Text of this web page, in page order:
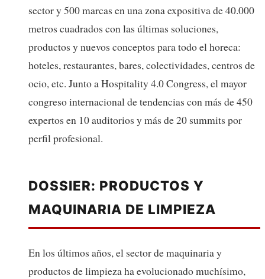
sector y 500 marcas en una zona expositiva de 40.000
metros cuadrados con las últimas soluciones,
productos y nuevos conceptos para todo el horeca:
hoteles, restaurantes, bares, colectividades, centros de
ocio, etc. Junto a Hospitality 4.0 Congress, el mayor
congreso internacional de tendencias con más de 450
expertos en 10 auditorios y más de 20 summits por
perfil profesional.
DOSSIER: PRODUCTOS Y
MAQUINARIA DE LIMPIEZA
En los últimos años, el sector de maquinaria y
productos de limpieza ha evolucionado muchísimo,